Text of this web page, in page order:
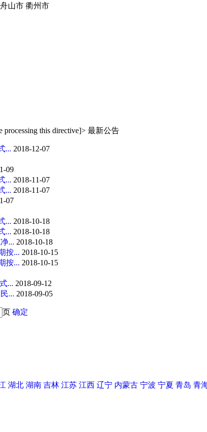
舟山市 衢州市
processing this directive]> 最新公告
... 2018-12-07
09
... 2018-11-07
... 2018-11-07
07
... 2018-10-18
... 2018-10-18
... 2018-10-18
按... 2018-10-15
按... 2018-10-15
... 2018-09-12
... 2018-09-05
页 确定
湖北 湖南 吉林 江苏 江西 辽宁 内蒙古 宁波 宁夏 青岛 青